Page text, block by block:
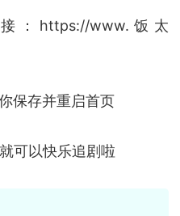
：https://www.饭太
保存并重启首页
可以快乐追剧啦